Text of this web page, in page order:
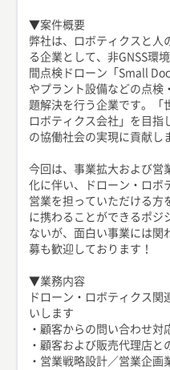
▼案件概要
弊社は、ロボティクスと人
る企業として、非GNSS環
間点検ドローン「Small
やプラント設備などの点検
題解決を行う企業です。「
ロボティクス会社」を目指
の協働社会の実現に貢献し
今回は、事業拡大および営
化に伴い、ドローン・ロボ
営業を担っていただける方
に携わることができるポジ
ないが、面白い事業には関
募も歓迎しております！
▼業務内容
ドローン・ロボティクス
いします
・顧客からの問い合わせ対
・顧客および販売代理店
・営業戦略設計／営業企画